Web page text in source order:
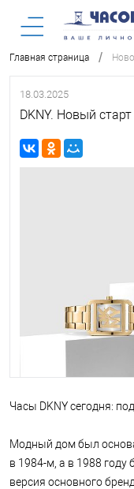
Главная страница /
18.03.2025
DKNY. Новый старт
Часы DKNY сегодня:
Модный дом был
в 1984-м, а в 1988
версия основного